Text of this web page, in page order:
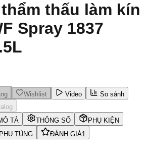
thấu làm kín
Spray 1837
Wishlist Video
So sánh
TẢ THÔNG SỐ
PHỤ KIỆN
PHỤ TÙNG ĐÁNH GIÁ1